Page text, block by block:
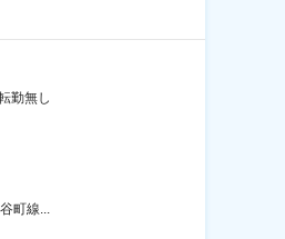
勤無し
町線...